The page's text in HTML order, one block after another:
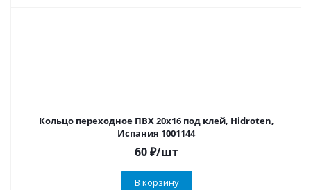
Кольцо переходное ПВХ 20х16 под клей, Hidroten,
Испания 1001144
60₽/шт
В корзину